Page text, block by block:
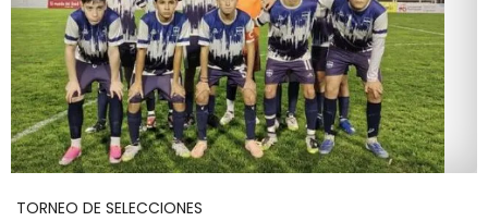
TORNEO DE SELECCIONES